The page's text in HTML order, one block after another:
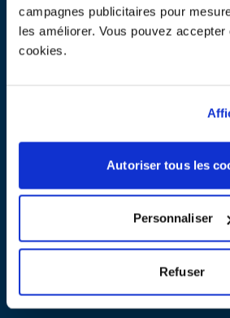
campagnes publicitaires pour
les améliorer. Vous pouvez
cookies.
Autoriser tous les
Personnaliser
Refuser
Consulter les montants des
Toutes les réponses à vos